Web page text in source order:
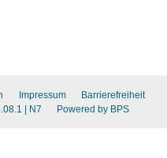
Impressum
Barrierefreiheit
| N7 Powered by BPS